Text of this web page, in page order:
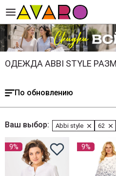
ОДЕЖДА ABBI STYLE
По обновлению
Ваш выбор: Abbi style 62
9% 9%